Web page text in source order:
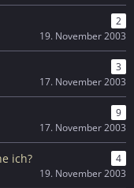
2
19. November 2003
3
17. November 2003
9
17. November 2003
ich?
4
19. November 2003